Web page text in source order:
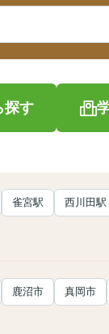
探す
雀宮駅 西川田駅
鹿沼市 真岡市